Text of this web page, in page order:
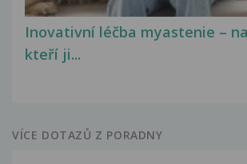
Inovativní léčba myastenie –
kteří ji...
VÍCE DOTAZŮ Z PORADNY